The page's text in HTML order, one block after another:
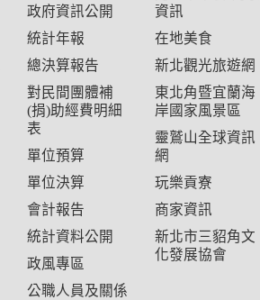
政府資訊公開
統計年報
總決算報告
對民間團體補
(捐)助經費明細
表
單位預算
單位決算
會計報告
統計資料公開
政風專區
公職人員及關係
資訊
在地美食
新北觀光旅遊網
東北角暨宜蘭海
岸國家風景區
靈鷲山全球資訊
網
玩樂貢寮
商家資訊
新北市三貂角文
化發展協會